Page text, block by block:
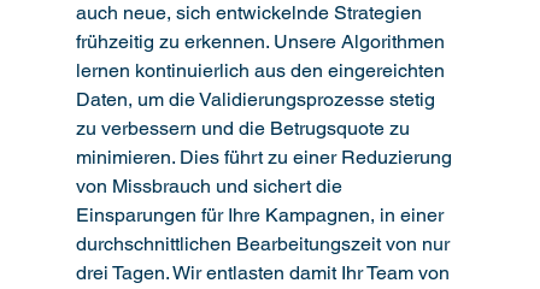
auch neue, sich entwickelnde Strategien
frühzeitig zu erkennen. Unsere Algorithmen
lernen kontinuierlich aus den eingereichten
Daten, um die Validierungsprozesse stetig
zu verbessern und die Betrugsquote zu
minimieren. Dies führt zu einer Reduzierung
von Missbrauch und sichert die
Einsparungen für Ihre Kampagnen, in einer
durchschnittlichen Bearbeitungszeit von nur
drei Tagen. Wir entlasten damit Ihr Team von